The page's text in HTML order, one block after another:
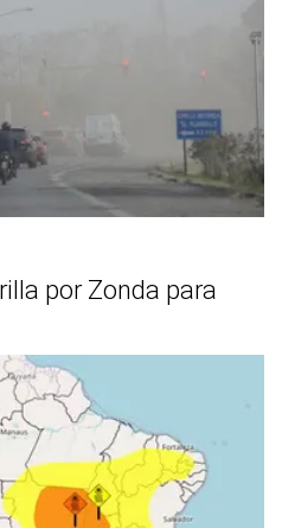
por Zonda para